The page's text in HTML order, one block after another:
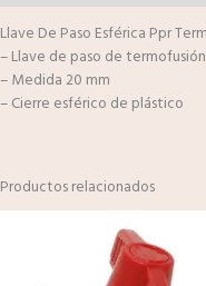
Llave De Paso Esférica Ppr
– Llave de paso de termofusión
– Medida 20 mm
– Cierre esférico de plástico
Productos relacionados